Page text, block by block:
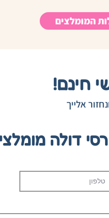
המומלצים
חינם!
אלייך
דולה